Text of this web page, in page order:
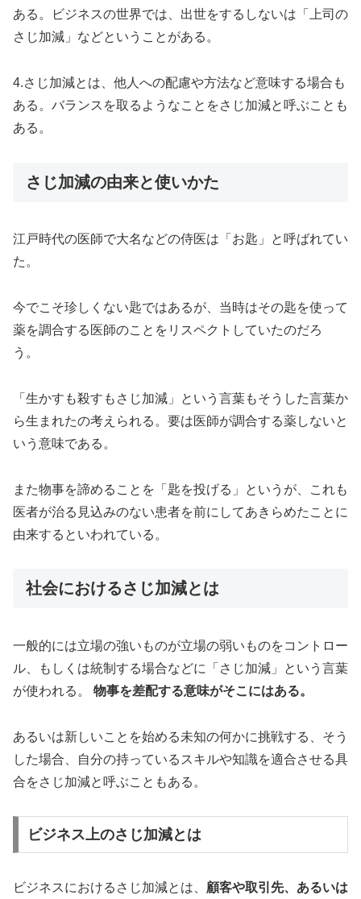
ある。ビジネスの世界では、出世をするしないは「上司の
さじ加減」などということがある。
4.さじ加減とは、他人への配慮や方法など意味する場合も
ある。バランスを取るようなことをさじ加減と呼ぶことも
ある。
さじ加減の由来と使いかた
江戸時代の医師で大名などの侍医は「お匙」と呼ばれてい
た。
今でこそ珍しくない匙ではあるが、当時はその匙を使って
薬を調合する医師のことをリスペクトしていたのだろ
う。
「生かすも殺すもさじ加減」という言葉もそうした言葉か
ら生まれたの考えられる。要は医師が調合する薬しないと
いう意味である。
また物事を諦めることを「匙を投げる」というが、これも
医者が治る見込みのない患者を前にしてあきらめたことに
由来するといわれている。
社会におけるさじ加減とは
一般的には立場の強いものが立場の弱いものをコントロー
ル、もしくは統制する場合などに「さじ加減」という言葉
が使われる。
物事を差配する意味がそこにはある。
あるいは新しいことを始める未知の何かに挑戦する、そう
した場合、自分の持っているスキルや知識を適合させる具
合をさじ加減と呼ぶこともある。
ビジネス上のさじ加減とは
ビジネスにおけるさじ加減とは、 顧客や取引先、あるいは